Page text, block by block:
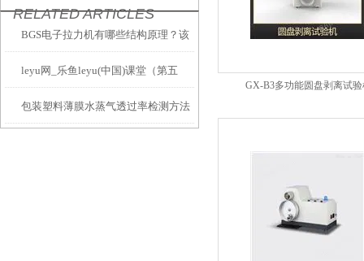
RELATED ARTICLES
BGS电子拉力机有哪些结构原理？该
如何操作？
leyu网_乐鱼leyu(中国)课堂（第五
讲）塑料安瓿瓶氧气阻隔性能的测试
包装塑料薄膜水蒸气透过率检测方法
GX-B3多功能圆盘剥离试验